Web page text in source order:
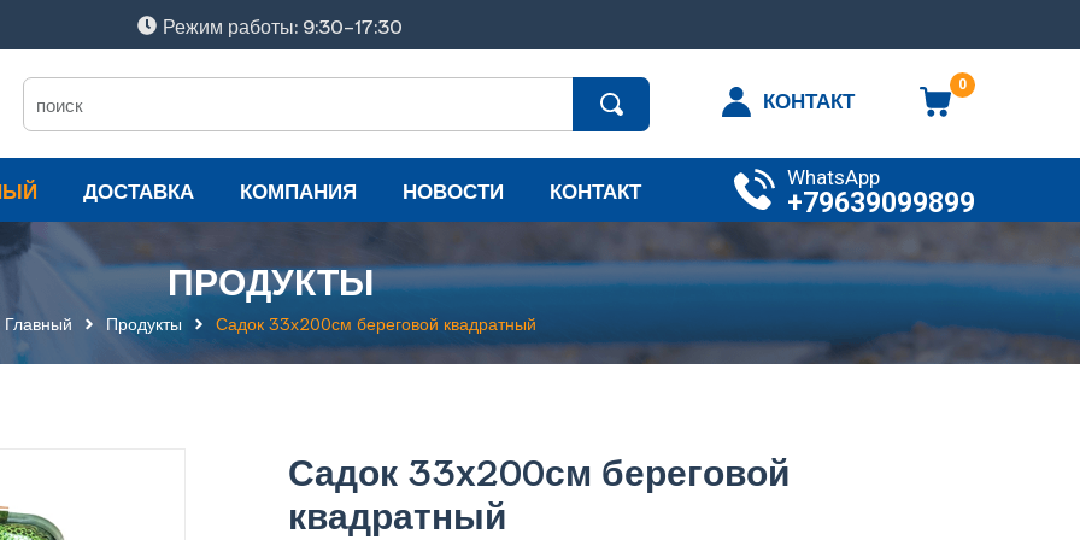
Режим работы: 9:30-17:30
0
КОНТАКТ
ДОСТАВКА КОМПАНИЯ НОВОСТИ КОНТАКТ WhatsApp
+79639099899
ПРОДУКТЫ
Главный Продукты Садок 33х200см береговой квадратный
Садок 33х200см береговой
квадратный